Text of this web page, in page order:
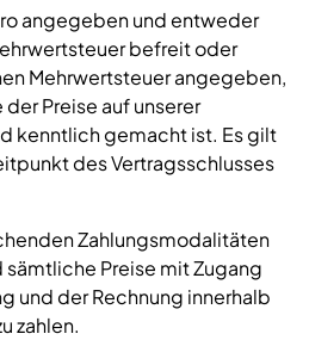
angegeben und entweder
befreit oder
Mehrwertsteuer angegeben,
Preise auf unserer
kenntlich gemacht ist. Es gilt
des Vertragsschlusses
Zahlungsmodalitäten
Preise mit Zugang
und der Rechnung innerhalb
zahlen.